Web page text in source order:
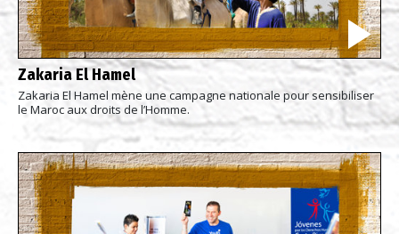
Zakaria El Hamel
Zakaria El Hamel mène une campagne nationale pour sensibiliser
le Maroc aux droits de l’Homme.